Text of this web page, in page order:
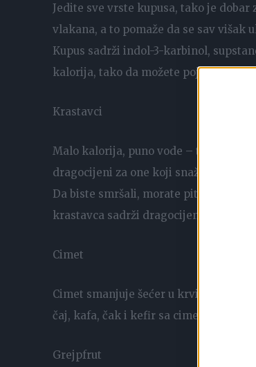
Jedite sve vrste kupusa, tako je
vlakana, a to pomaže da se sav višak
Kupus sadrži indol-3-karbinol,
kalorija, tako da možete pojesti
Krastavci
Malo kalorija, puno vode – to je ono
dragocijeni za one koji snažno
Da biste smršali, morate piti puno
krastavca sadrži dragocijene
Cimet
Cimet smanjuje šećer u krvi, što
čaj, kafa, čak i kefir sa cimetom biće
Grejpfrut